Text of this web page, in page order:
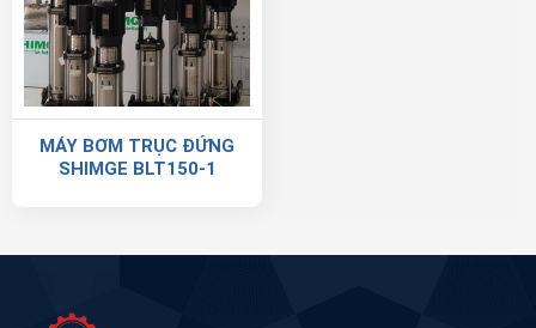
MÁY BƠM TRỤC ĐỨNG
SHIMGE BLT150-1